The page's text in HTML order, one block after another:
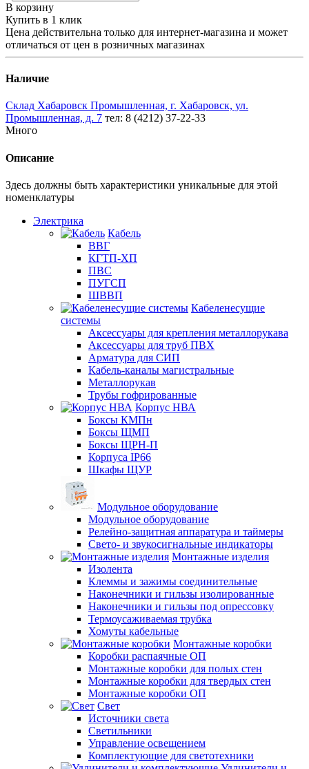
В корзину
Купить в 1 клик
Цена действительна только для интернет-магазина и может
отличаться от цен в розничных магазинах
Наличие
Склад Хабаровск Промышленная, г. Хабаровск, ул.
Промышленная, д. 7 тел: 8 (4212) 37-22-33
Много
Описание
Здесь должны быть характеристики уникальные для этой
номенклатуры
Электрика
Кабель
ВВГ
КГТП-ХП
ПВС
ПУГСП
ШВВП
Кабеленесущие
системы
Аксессуары для крепления металлорукава
Аксессуары для труб ПВХ
Арматура для СИП
Кабель-каналы магистральные
Металлорукав
Трубы гофрированные
Корпус НВА
Боксы КМПн
Боксы ЩМП
Боксы ЩРН-П
Корпуса IP66
Шкафы ЩУР
Модульное оборудование
Модульное оборудование
Релейно-защитная аппаратура и таймеры
Свето- и звукосигнальные индикаторы
Монтажные изделия
Изолента
Клеммы и зажимы соединительные
Наконечники и гильзы изолированные
Наконечники и гильзы под опрессовку
Термоусаживаемая трубка
Хомуты кабельные
Монтажные коробки
Коробки распаячные ОП
Монтажные коробки для полых стен
Монтажные коробки для твердых стен
Монтажные коробки ОП
Свет
Источники света
Светильники
Управление освещением
Комплектующие для светотехники